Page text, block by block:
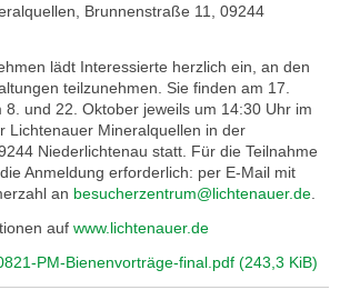
Brunnenstraße 11, 09244
lädt Interessierte herzlich ein, an den
teilzunehmen. Sie finden am 17.
8. und 22. Oktober jeweils um 14:30 Uhr im
Lichtenauer Mineralquellen in der
Niederlichtenau statt. Für die Teilnahme
Anmeldung erforderlich: per E-Mail mit
an besucherzentrum@lichtenauer.de
auf www.lichtenauer.de
PM-Bienenvorträge-final.pdf (243,3 KiB)